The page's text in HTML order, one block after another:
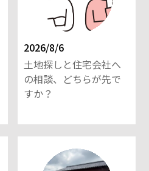
2026/8/6
土地探しと住宅会社へ
の相談、どちらが先で
すか？